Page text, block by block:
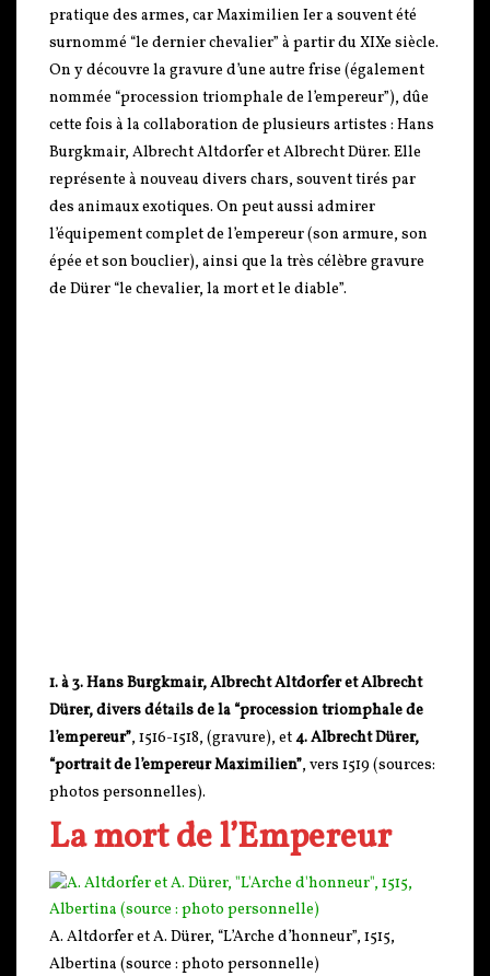
pratique des armes, car Maximilien Ier a souvent été
surnommé “le dernier chevalier” à partir du XIXe siècle.
On y découvre la gravure d’une autre frise (également
nommée “procession triomphale de l’empereur”), dûe
cette fois à la collaboration de plusieurs artistes : Hans
Burgkmair, Albrecht Altdorfer et Albrecht Dürer. Elle
représente à nouveau divers chars, souvent tirés par
des animaux exotiques. On peut aussi admirer
l’équipement complet de l’empereur (son armure, son
épée et son bouclier), ainsi que la très célèbre gravure
de Dürer “le chevalier, la mort et le diable”.
1. à 3. Hans Burgkmair, Albrecht Altdorfer et Albrecht
Dürer, divers détails de la “procession triomphale de
l’empereur”, 1516-1518, (gravure), et4. Albrecht Dürer,
“portrait de l’empereur Maximilien”, vers 1519 (sources:
photos personnelles).
La mort de l’Empereur
A. Altdorfer et A. Dürer, “L’Arche d’honneur”, 1515,
Albertina (source : photo personnelle)